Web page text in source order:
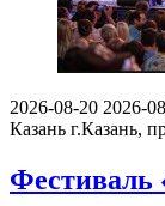
2026-08-20 2026-
Казань г.Казань,
Фестиваль